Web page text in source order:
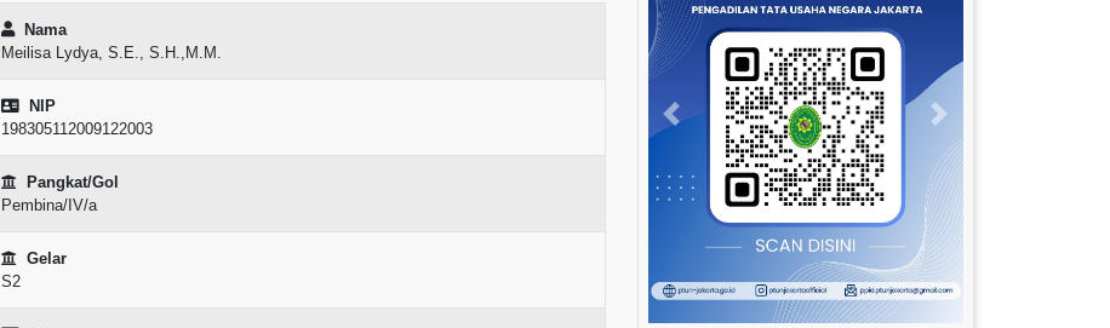
Nama
Meilisa Lydya, S.E., S.H.,M.M.
NIP
198305112009122003
Pangkat/Gol
Pembina/IV/a
Gelar
S2
Previous Next